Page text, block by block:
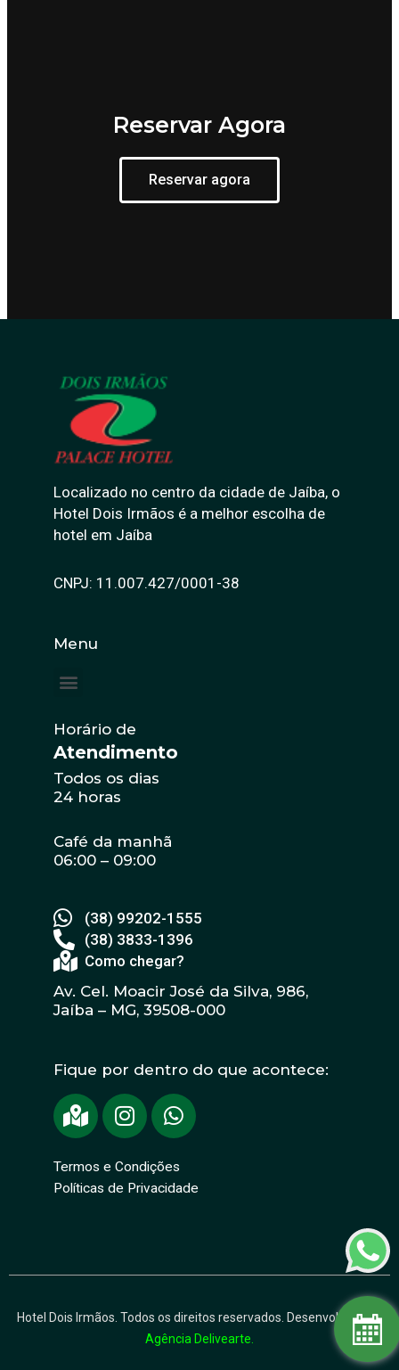
Reservar Agora
Reservar agora
Localizado no centro da cidade de Jaíba, o
Hotel Dois Irmãos é a melhor escolha de
hotel em Jaíba
CNPJ: 11.007.427/0001-38
Menu
Horário de
Atendimento
Todos os dias
24 horas
Café da manhã
06:00 – 09:00
(38) 99202-1555
(38) 3833-1396
Como chegar?
Av. Cel. Moacir José da Silva, 986,
Jaíba – MG, 39508-000
Fique por dentro do que acontece:
Termos e Condições
Políticas de Privacidade
Hotel Dois Irmãos. Todos os direitos reservados. Desenvolvido por
Agência Delivearte.